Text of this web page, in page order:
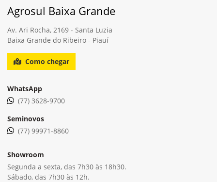
Agrosul Baixa Grande
Av. Ari Rocha, 2169 - Santa Luzia
Baixa Grande do Ribeiro - Piauí
Como chegar
WhatsApp
(77) 3628-9700
Seminovos
(77) 99971-8860
Showroom
Segunda a sexta, das 7h30 às 18h30.
Sábado, das 7h30 às 12h.